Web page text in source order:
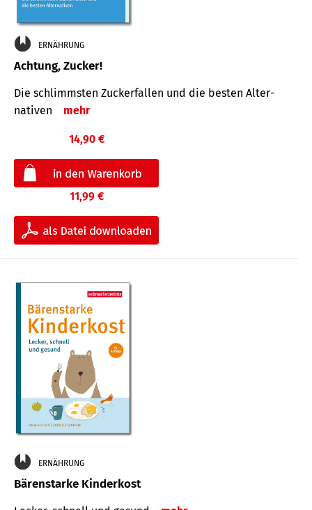
ERNÄHRUNG
Achtung, Zucker!
Die schlimmsten Zucker­fallen und die besten Alter­
nativen
mehr
14,90 €
11,99 €
ERNÄHRUNG
Bärenstarke Kinderkost